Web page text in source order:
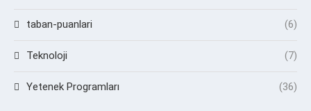
taban-puanlari (6)
Teknoloji (7)
Yetenek Programları (36)